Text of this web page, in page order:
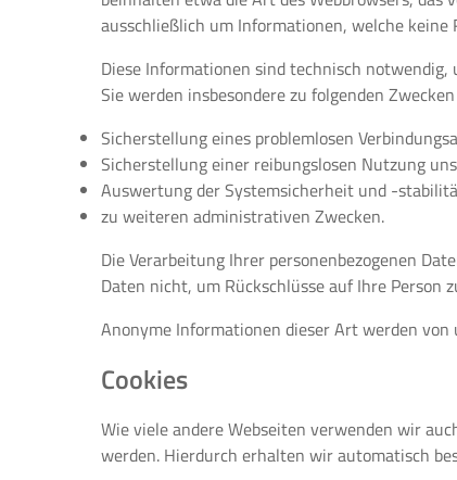
ausschließlich um Informationen, welche keine
Diese Informationen sind technisch
Sie werden insbesondere zu folgenden
Sicherstellung eines problemlosen
Sicherstellung einer reibungslosen Nutzung
Auswertung der Systemsicherheit und -
zu weiteren administrativen Zwecken.
Die Verarbeitung Ihrer personenbezogenen
Daten nicht, um Rückschlüsse auf Ihre Person
Anonyme Informationen dieser Art werden
Cookies
Wie viele andere Webseiten verwenden wir
werden. Hierdurch erhalten wir automatisch